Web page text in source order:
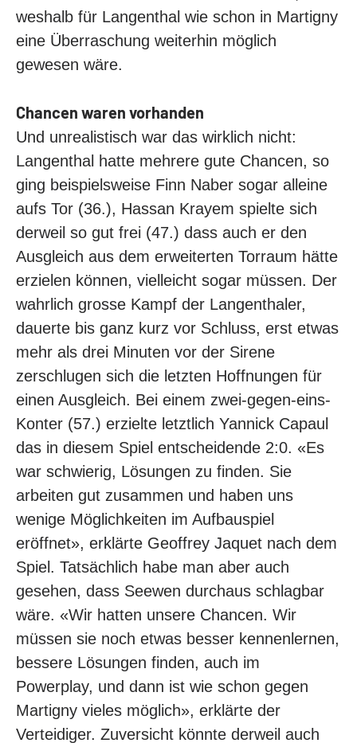
weshalb für Langenthal wie schon in Martigny
eine Überraschung weiterhin möglich
gewesen wäre.
Chancen waren vorhanden
Und unrealistisch war das wirklich nicht:
Langenthal hatte mehrere gute Chancen, so
ging beispielsweise Finn Naber sogar alleine
aufs Tor (36.), Hassan Krayem spielte sich
derweil so gut frei (47.) dass auch er den
Ausgleich aus dem erweiterten Torraum hätte
erzielen können, vielleicht sogar müssen. Der
wahrlich grosse Kampf der Langenthaler,
dauerte bis ganz kurz vor Schluss, erst etwas
mehr als drei Minuten vor der Sirene
zerschlugen sich die letzten Hoffnungen für
einen Ausgleich. Bei einem zwei-gegen-eins-
Konter (57.) erzielte letztlich Yannick Capaul
das in diesem Spiel entscheidende 2:0. «Es
war schwierig, Lösungen zu finden. Sie
arbeiten gut zusammen und haben uns
wenige Möglichkeiten im Aufbauspiel
eröffnet», erklärte Geoffrey Jaquet nach dem
Spiel. Tatsächlich habe man aber auch
gesehen, dass Seewen durchaus schlagbar
wäre. «Wir hatten unsere Chancen. Wir
müssen sie noch etwas besser kennenlernen,
bessere Lösungen finden, auch im
Powerplay, und dann ist wie schon gegen
Martigny vieles möglich», erklärte der
Verteidiger. Zuversicht könnte derweil auch